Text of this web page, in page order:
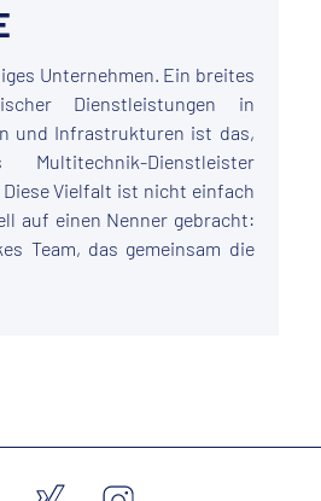
Unternehmen. Ein breites
Dienstleistungen in
und Infrastrukturen ist das,
Dienstleister
Vielfalt ist nicht einfach
auf einen Nenner gebracht:
Team, das gemeinsam die